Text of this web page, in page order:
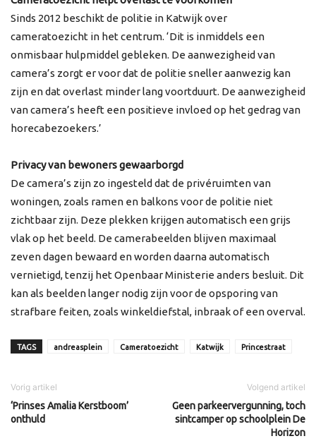
Sinds 2012 beschikt de politie in Katwijk over
cameratoezicht in het centrum. ‘Dit is inmiddels een
onmisbaar hulpmiddel gebleken. De aanwezigheid van
camera’s zorgt er voor dat de politie sneller aanwezig kan
zijn en dat overlast minder lang voortduurt. De aanwezigheid
van camera’s heeft een positieve invloed op het gedrag van
horecabezoekers.’
Privacy van bewoners gewaarborgd
De camera’s zijn zo ingesteld dat de privéruimten van
woningen, zoals ramen en balkons voor de politie niet
zichtbaar zijn. Deze plekken krijgen automatisch een grijs
vlak op het beeld. De camerabeelden blijven maximaal
zeven dagen bewaard en worden daarna automatisch
vernietigd, tenzij het Openbaar Ministerie anders besluit. Dit
kan als beelden langer nodig zijn voor de opsporing van
strafbare feiten, zoals winkeldiefstal, inbraak of een overval.
TAGS andreasplein Cameratoezicht Katwijk Princestraat
Vorig artikel
‘Prinses Amalia Kerstboom’
onthuld
Volgend artikel
Geen parkeervergunning, toch
sintcamper op schoolplein De
Horizon